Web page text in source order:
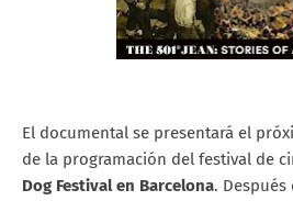
El documental se presentará el
de la programación del festival de
Dog Festival en Barcelona.